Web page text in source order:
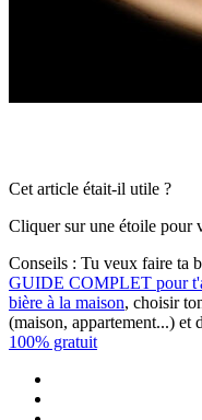
Cet article était-il utile ?
Cliquer sur une étoile pour
Conseils : Tu veux faire ta
GUIDE COMPLET pour
bière à la maison, choisir
(maison, appartement...) et
100% gratuit